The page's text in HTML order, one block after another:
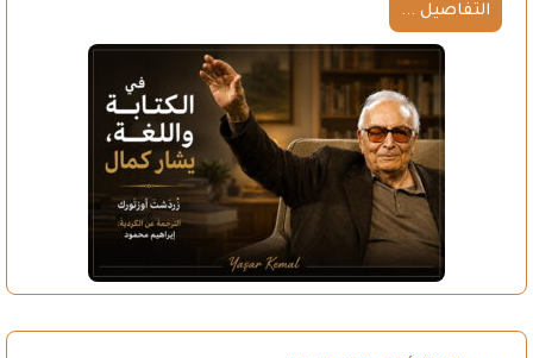
التفاصيل ...